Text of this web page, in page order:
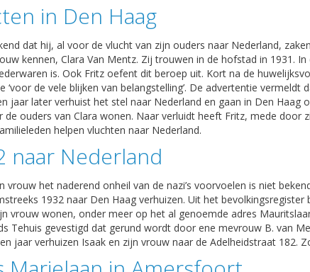
in Den Haag
dat hij, al voor de vlucht van zijn ouders naar Nederland,
kennen, Clara Van Mentz. Zij trouwen in de hofstad in 1931.
is. Ook Fritz oefent dit beroep uit. Kort na de
‘voor de vele blijken van belangstelling’. De advertentie
jaar later verhuist het stel naar Nederland en gaan in Den Haag
de ouders van Clara wonen. Naar verluidt heeft Fritz, mede door
helpen vluchten naar Nederland.
naar Nederland
vrouw het naderend onheil van de nazi’s voorvoelen is niet
1932 naar Den Haag verhuizen. Uit het
vrouw wonen, onder meer op het al genoemde adres
Tehuis gevestigd dat gerund wordt door ene mevrouw B. van
jaar verhuizen Isaak en zijn vrouw naar de Adelheidstraat 182.